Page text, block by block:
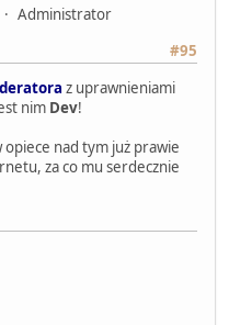
Administrator
#95
z uprawnieniami
nim Dev!
opiece nad tym już prawie
za co mu serdecznie